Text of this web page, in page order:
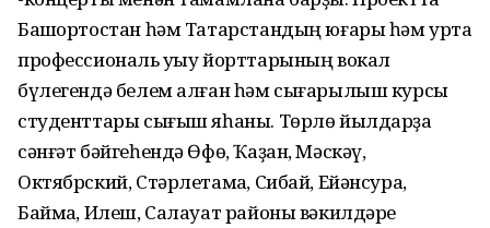
Башҡортостан һәм Татарстандың юғары һәм урта
профессиональ уҡыу йорттарының вокал
бүлегендә белем алған һәм сығарылыш курсы
студенттары сығыш яһаны. Төрлө йылдарҙа
сәнғәт бәйгеһендә Өфө, Ҡаҙан, Мәскәү,
Октябрский, Стәрлетамаҡ, Сибай, Ейәнсура,
Баймаҡ, Илеш, Салауат районы вәкилдәре